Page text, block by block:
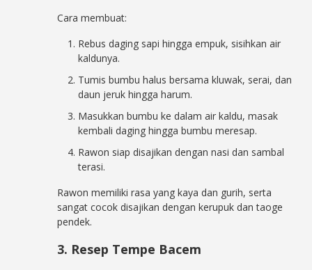
Cara membuat:
Rebus daging sapi hingga empuk, sisihkan air
kaldunya.
Tumis bumbu halus bersama kluwak, serai, dan
daun jeruk hingga harum.
Masukkan bumbu ke dalam air kaldu, masak
kembali daging hingga bumbu meresap.
Rawon siap disajikan dengan nasi dan sambal
terasi.
Rawon memiliki rasa yang kaya dan gurih, serta
sangat cocok disajikan dengan kerupuk dan taoge
pendek.
3. Resep Tempe Bacem